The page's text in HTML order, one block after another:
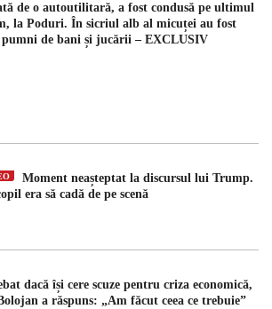
de o autoutilitară, a fost condusă pe ultimul
la Poduri. În sicriul alb al micuței au fost
pumni de bani și jucării – EXCLUSIV
Moment neașteptat la discursul lui Trump.
era să cadă de pe scenă
dacă își cere scuze pentru criza economică,
a răspuns: „Am făcut ceea ce trebuie”